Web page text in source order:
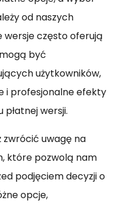
od naszych
wersje często oferują
być
użytkowników,
i profesjonalne efekty
wersji.
uwagę na
które pozwolą nam
podjęciem decyzji o
opcje,